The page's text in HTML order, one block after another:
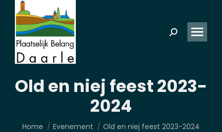
Zoeken:
Old en niej feest 2023-
2024
Je bent hier:
Home Evenement Old en niej feest 2023-2024